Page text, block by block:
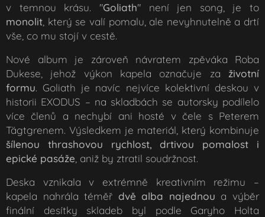
v temnou krásu. "Goliath" není jen song, je to
monolit , který se valí pomalu, ale nevyhnutelně a drtí
vše, co mu stojí v cestě.
Nové album je zároveň návratem zpěváka Roba
Dukese, jehož výkon kapela označuje za životní
formu. Goliath je navíc nejvíce kolektivní deskou v
historii EXODUS – na skladbách se autorsky podílelo
více členů a nechybí ani hosté v čele s Peterem
Tägtgrenem. Výsledkem je materiál, který kombinuje
šílenou thrashovou rychlost, drtivou pomalost i
epické pasáže , aniž by ztratil soudržnost.
Deska vznikala v extrémně kreativním režimu –
kapela nahrála téměř dvě alba najednou a výběr
finální desítky skladeb byl podle Garyho Holta